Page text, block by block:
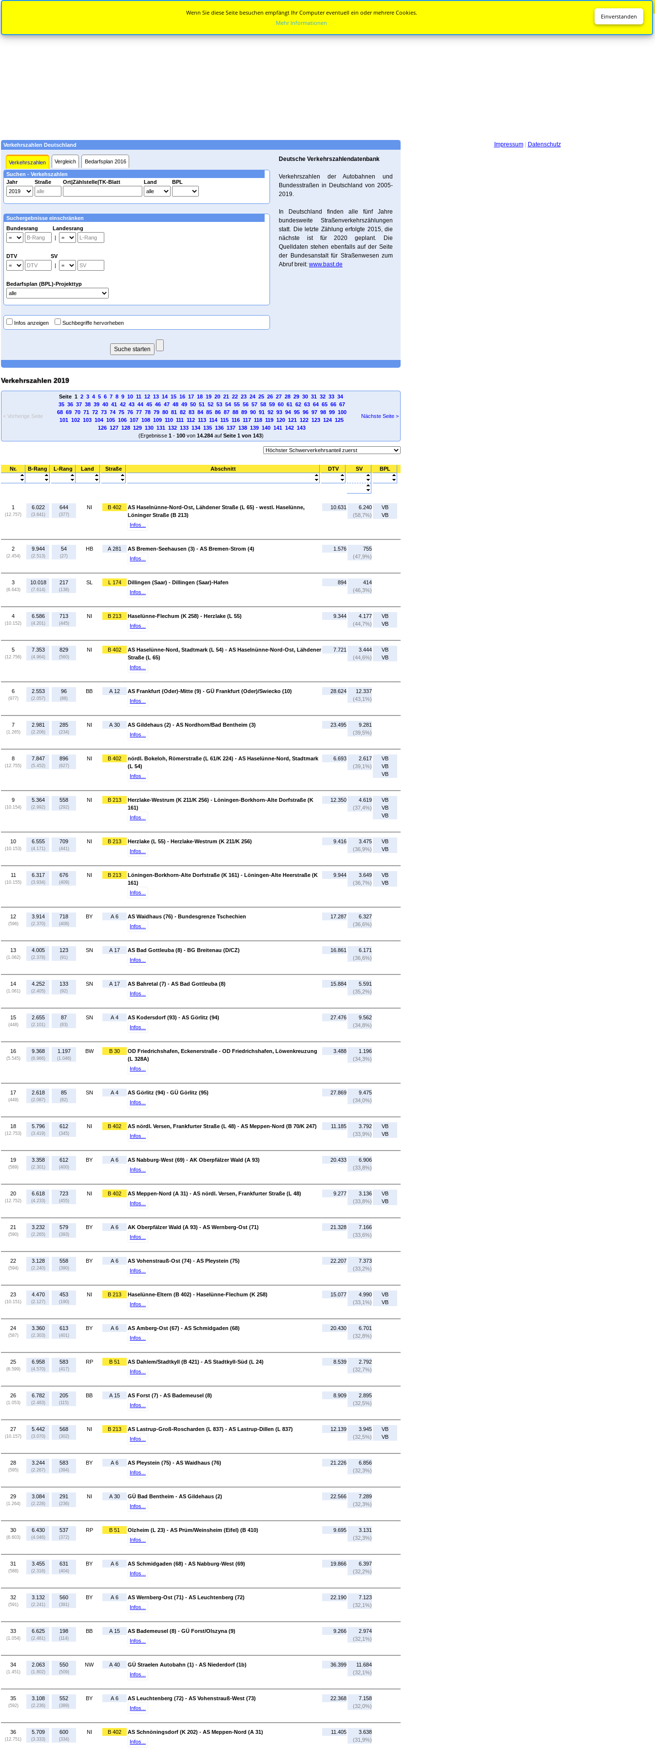
Verkehrszahlen Deutschland
Verkehrszahlen Vergleich Bedarfsplan 2016
Suchen - Verkehszahlen
Jahr
Straße Ort|Zählstelle|TK-Blatt Land BPL
Suchergebnisse einschränken
Bundesrang Landesrang
|
DTV SV
|
Bedarfsplan (BPL)-Projekttyp
Infos anzeigen Suchbegriffe hervorheben
Deutsche Verkehrszahlendatenbank
Verkehrszahlen der Autobahnen und
Bundesstraßen in Deutschland von 2005-
2019.
In Deutschland finden alle fünf Jahre
bundesweite Straßenverkehrszählungen
statt. Die letzte Zählung erfolgte 2015, die
nächste ist für 2020 geplant. Die
Quelldaten stehen ebenfalls auf der Seite
der Bundesanstalt für Straßenwesen zum
Abruf breit: www.bast.de
Verkehrszahlen 2019
< Vorherige Seite
Seite 1 2 3 4 5 6 7 8 9 10 11 12 13 14 15 16 17 18 19 20 21 22 23 24 25 26 27 28 29 30 31 32 33 34
35 36 37 38 39 40 41 42 43 44 45 46 47 48 49 50 51 52 53 54 55 56 57 58 59 60 61 62 63 64 65 66 67
68 69 70 71 72 73 74 75 76 77 78 79 80 81 82 83 84 85 86 87 88 89 90 91 92 93 94 95 96 97 98 99 100
101 102 103 104 105 106 107 108 109 110 111 112 113 114 115 116 117 118 119 120 121 122 123 124 125
126 127 128 129 130 131 132 133 134 135 136 137 138 139 140 141 142 143
(Ergebnisse 1- 100von 14.284auf Seite 1 von 143)
Nächste Seite >
Nr. B-Rang L-Rang Land Straße Abschnitt DTV SV BPL
1
(12.757)
6.022
(3.641)
644
(377)
NI B 402
AS Haselnünne-Nord-Ost, Lähdener Straße (L 65) - westl. Haselünne,
Löninger Straße (B 213)
Infos...
10.631
6.240
(58,7%)
VB
VB
2
(2.454)
9.944
(2.513)
54
(27)
HB A 281
AS Bremen-Seehausen (3) - AS Bremen-Strom (4)
Infos...
1.576
755
(47,9%)
3
(6.643)
10.018
(7.614)
217
(138)
SL L 174
Dillingen (Saar) - Dillingen (Saar)-Hafen
Infos...
894
414
(46,3%)
4
(10.152)
6.586
(4.201)
713
(445)
NI B 213
Haselünne-Flechum (K 258) - Herzlake (L 55)
Infos...
9.344
4.177
(44,7%)
VB
VB
5
(12.756)
7.353
(4.964)
829
(560)
NI B 402
AS Haselünne-Nord, Stadtmark (L 54) - AS Haselnünne-Nord-Ost, Lähdener
Straße (L 65)
Infos...
7.721
3.444
(44,6%)
VB
VB
6
(977)
2.553
(2.057)
96
(88)
BB A 12
AS Frankfurt (Oder)-Mitte (9) - GÜ Frankfurt (Oder)/Swiecko (10)
Infos...
28.624
12.337
(43,1%)
7
(1.265)
2.981
(2.206)
285
(234)
NI A 30
AS Gildehaus (2) - AS Nordhorn/Bad Bentheim (3)
Infos...
23.495
9.281
(39,5%)
8
(12.755)
7.847
(5.452)
896
(627)
NI B 402
nördl. Bokeloh, Römerstraße (L 61/K 224) - AS Haselünne-Nord, Stadtmark
(L 54)
Infos...
6.693
2.617
(39,1%)
VB
VB
VB
9
(10.154)
5.364
(2.992)
558
(292)
NI B 213
Herzlake-Westrum (K 211/K 256) - Löningen-Borkhorn-Alte Dorfstraße (K
161)
Infos...
12.350
4.619
(37,4%)
VB
VB
VB
10
(10.153)
6.555
(4.171)
709
(441)
NI B 213
Herzlake (L 55) - Herzlake-Westrum (K 211/K 256)
Infos...
9.416
3.475
(36,9%)
VB
VB
11
(10.155)
6.317
(3.934)
676
(409)
NI B 213
Löningen-Borkhorn-Alte Dorfstraße (K 161) - Löningen-Alte Heerstraße (K
161)
Infos...
9.944
3.649
(36,7%)
VB
VB
12
(596)
3.914
(2.370)
718
(408)
BY A 6
AS Waidhaus (76) - Bundesgrenze Tschechien
Infos...
17.287
6.327
(36,6%)
13
(1.062)
4.005
(2.378)
123
(91)
SN A 17
AS Bad Gottleuba (8) - BG Breitenau (D/CZ)
Infos...
16.861
6.171
(36,6%)
14
(1.061)
4.252
(2.405)
133
(92)
SN A 17
AS Bahretal (7) - AS Bad Gottleuba (8)
Infos...
15.884
5.591
(35,2%)
15
(448)
2.655
(2.101)
87
(83)
SN A 4
AS Kodersdorf (93) - AS Görlitz (94)
Infos...
27.476
9.562
(34,8%)
16
(5.545)
9.368
(6.966)
1.197
(1.046)
BW B 30
OD Friedrichshafen, Eckenerstraße - OD Friedrichshafen, Löwenkreuzung
(L 328A)
Infos...
3.488
1.196
(34,3%)
17
(449)
2.618
(2.087)
85
(82)
SN A 4
AS Görlitz (94) - GÜ Görlitz (95)
Infos...
27.869
9.475
(34,0%)
18
(12.753)
5.796
(3.419)
612
(345)
NI B 402
AS nördl. Versen, Frankfurter Straße (L 48) - AS Meppen-Nord (B 70/K 247)
Infos...
11.185
3.792
(33,9%)
VB
VB
19
(589)
3.358
(2.301)
612
(400)
BY A 6
AS Nabburg-West (69) - AK Oberpfälzer Wald (A 93)
Infos...
20.433
6.906
(33,8%)
20
(12.752)
6.618
(4.233)
723
(455)
NI B 402
AS Meppen-Nord (A 31) - AS nördl. Versen, Frankfurter Straße (L 48)
Infos...
9.277
3.136
(33,8%)
VB
VB
21
(590)
3.232
(2.265)
579
(393)
BY A 6
AK Oberpfälzer Wald (A 93) - AS Wernberg-Ost (71)
Infos...
21.328
7.166
(33,6%)
22
(594)
3.128
(2.240)
558
(390)
BY A 6
AS Vohenstrauß-Ost (74) - AS Pleystein (75)
Infos...
22.207
7.373
(33,2%)
23
(10.151)
4.470
(2.127)
453
(190)
NI B 213
Haselünne-Eltern (B 402) - Haselünne-Flechum (K 258)
Infos...
15.077
4.990
(33,1%)
VB
VB
24
(587)
3.360
(2.303)
613
(401)
BY A 6
AS Amberg-Ost (67) - AS Schmidgaden (68)
Infos...
20.430
6.701
(32,8%)
25
(6.599)
6.958
(4.570)
583
(417)
RP B 51
AS Dahlem/Stadtkyll (B 421) - AS Stadtkyll-Süd (L 24)
Infos...
8.539
2.792
(32,7%)
26
(1.053)
6.782
(2.483)
205
(115)
BB A 15
AS Forst (7) - AS Bademeusel (8)
Infos...
8.909
2.895
(32,5%)
27
(10.157)
5.442
(3.070)
568
(302)
NI B 213
AS Lastrup-Groß-Roscharden (L 837) - AS Lastrup-Dillen (L 837)
Infos...
12.139
3.945
(32,5%)
VB
VB
28
(595)
3.244
(2.267)
583
(394)
BY A 6
AS Pleystein (75) - AS Waidhaus (76)
Infos...
21.226
6.856
(32,3%)
29
(1.264)
3.084
(2.228)
291
(236)
NI A 30
GÜ Bad Bentheim - AS Gildehaus (2)
Infos...
22.566
7.289
(32,3%)
30
(6.603)
6.430
(4.046)
537
(372)
RP B 51
Olzheim (L 23) - AS Prüm/Weinsheim (Eifel) (B 410)
Infos...
9.695
3.131
(32,3%)
31
(588)
3.455
(2.316)
631
(404)
BY A 6
AS Schmidgaden (68) - AS Nabburg-West (69)
Infos...
19.866
6.397
(32,2%)
32
(591)
3.132
(2.241)
560
(391)
BY A 6
AS Wernberg-Ost (71) - AS Leuchtenberg (72)
Infos...
22.190
7.123
(32,1%)
33
(1.054)
6.625
(2.481)
198
(114)
BB A 15
AS Bademeusel (8) - GÜ Forst/Olszyna (9)
Infos...
9.266
2.974
(32,1%)
34
(1.451)
2.063
(1.802)
550
(509)
NW A 40
GÜ Straelen Autobahn (1) - AS Niederdorf (1b)
Infos...
36.399
11.684
(32,1%)
35
(592)
3.108
(2.236)
552
(389)
BY A 6
AS Leuchtenberg (72) - AS Vohenstrauß-West (73)
Infos...
22.368
7.158
(32,0%)
36
(12.751)
5.709
(3.333)
600
(334)
NI B 402
AS Schnöningsdorf (K 202) - AS Meppen-Nord (A 31)
Infos...
11.405
3.638
(31,9%)
Impressum| Datenschutz
Einverstanden
Wenn Sie diese Seite besuchen empfängt Ihr Computer eventuell ein oder mehrere Cookies.
Mehr Informationen